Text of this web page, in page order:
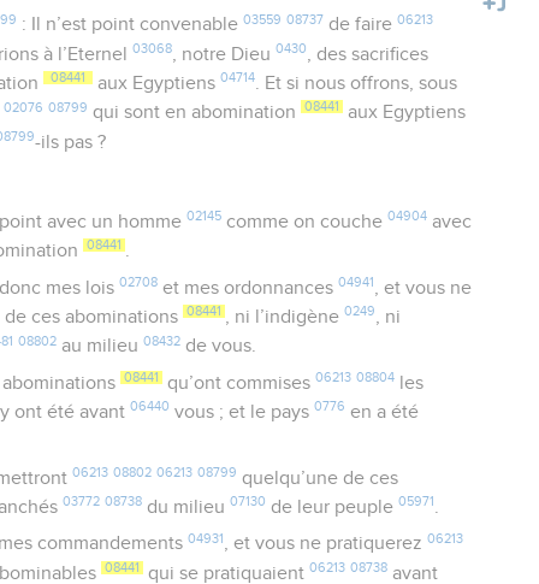
: Il n’est point convenable 03559 08737 de faire 06213
à l’Eternel03068 , notre Dieu0430
, des sacrifices
08441 aux Egyptiens04714. Et si nous offrons, sous
02076 08799 qui sont en abomination 08441 aux Egyptiens
-ils pas ?
avec un homme 02145comme on couche 04904avec
08441 .
mes lois 02708et mes ordonnances 04941
, et vous ne
ces abominations 08441 , ni l’indigène0249, ni
08802 au milieu08432 de vous.
08441 qu’ont commises 06213 08804les
ont été avant06440 vous ; et le pays0776 en a été
06213 08802 06213 08799 quelqu’une de ces
03772 08738 du milieu07130 de leur peuple05971 .
commandements 04931, et vous ne pratiquerez 06213
08441 qui se pratiquaient06213 08738 avant